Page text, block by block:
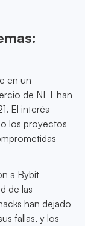
en un
de NFT han
El interés
los proyectos
a Bybit
de las
han dejado
fallas, y los